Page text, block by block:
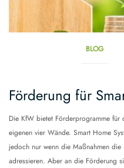
BLOG
Förderung für
Die KfW bietet Förderprogramme
eigenen vier Wände. Smart Home
jedoch nur wenn die Maßnahmen
adressieren. Aber an die Förderung